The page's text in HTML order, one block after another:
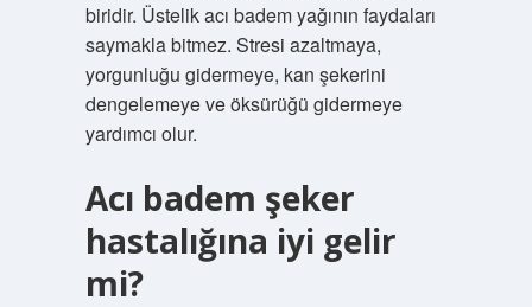
biridir. Üstelik acı badem yağının faydaları
saymakla bitmez. Stresi azaltmaya,
yorgunluğu gidermeye, kan şekerini
dengelemeye ve öksürüğü gidermeye
yardımcı olur.
Acı badem şeker
hastalığına iyi gelir
mi?